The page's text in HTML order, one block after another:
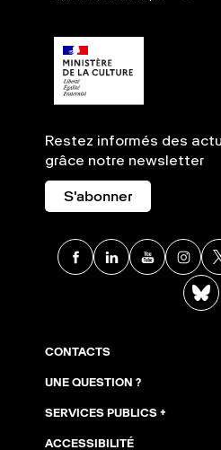
Restez informés des
grâce notre newsletter
S'abonner
Facebook
Linkedin
CONTACTS
UNE QUESTION ?
SERVICES PUBLICS +
ACCESSIBILITÉ